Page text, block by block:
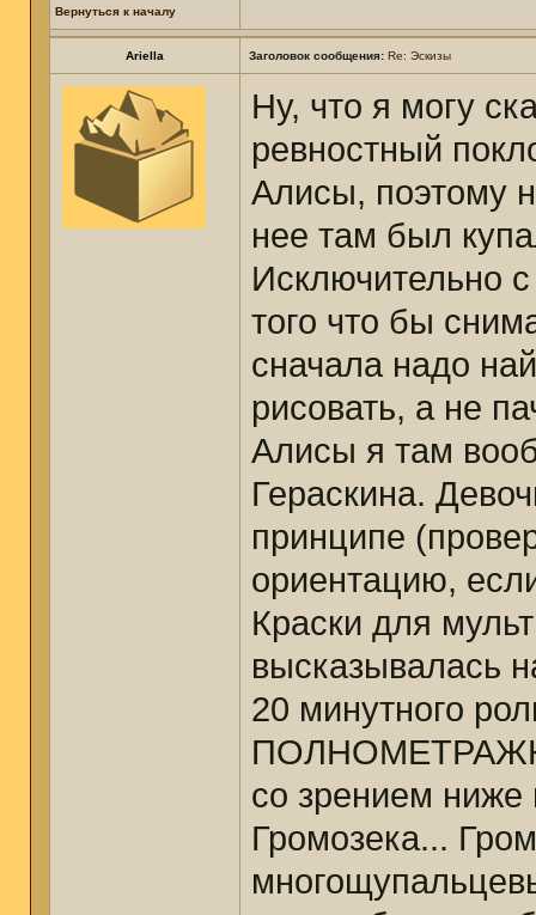
Вернуться к началу
Ariella Заголовок сообщения: Re: Эскизы
Ну, что я могу
ревностный
Алисы, поэтому
нее там был
Исключительно
того что бы
сначала надо
рисовать, а не
Алисы я там
Гераскина.
принципе
ориентацию,
Краски для
высказывалась
20 минутного
со зрением ниже
Громозека...